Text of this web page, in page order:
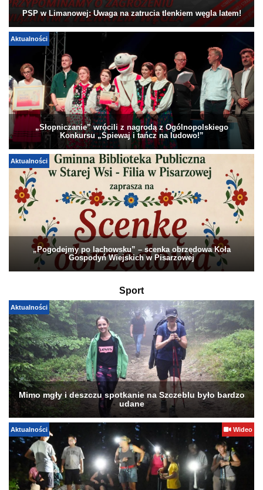
PSP w Limanowej: Uwaga na zatrucia tlenkiem węgla latem!
Aktualności
„Słopniczanie” wrócili z nagrodą z Ogólnopolskiego
Konkursu „Śpiewaj i tańcz na ludowo!”
Aktualności
„Pogodejmy po lachowsku” – scenka obrzędowa Koła
Gospodyń Wiejskich w Pisarzowej
Sport
Aktualności
Mimo mgły i deszczu spotkanie na Szczeblu było bardzo
udane
Aktualności Wideo